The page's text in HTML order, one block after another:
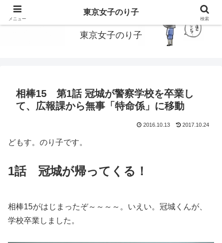
東京で働いてる女子のり子のブログです
東京女子のり子
相棒15 第1話 冠城が警察学校を卒業し
て、広報課から無事「特命係」に移動
2016.10.13 2017.10.24
どもす。のり子です。
1話 冠城が帰ってくる！
相棒15がはじまったぞ～～～～。いえい。冠城くんが、
学校卒業しました。
メニュー
東京女子のり子
検索